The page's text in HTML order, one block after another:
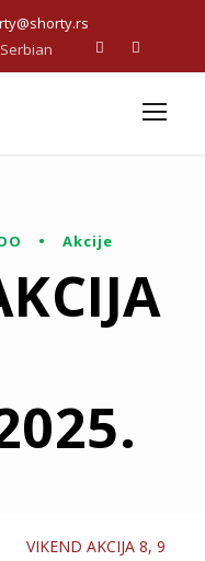
• Akcije
VIKEND AKCIJA 8, 9